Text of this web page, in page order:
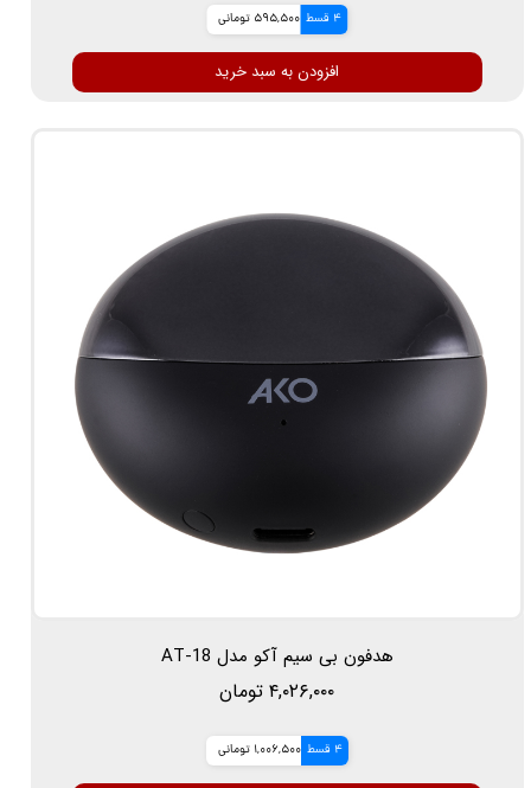
4 قسط 595,500 تومانی
افزودن به سبد خرید
هدفون بی سیم آکو مدل AT-18
۴,۰۲۶,۰۰۰ تومان
4 قسط 1,006,500 تومانی